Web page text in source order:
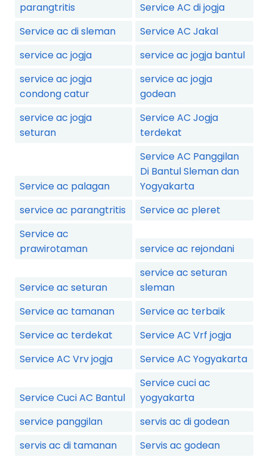
parangtritis
Service AC di jogja
Service ac di sleman
Service AC Jakal
service ac jogja
service ac jogja bantul
service ac jogja
condong catur
service ac jogja
godean
service ac jogja
seturan
Service AC Jogja
terdekat
Service ac palagan
Service AC Panggilan
Di Bantul Sleman dan
Yogyakarta
service ac parangtritis
Service ac pleret
Service ac
prawirotaman
service ac rejondani
Service ac seturan
service ac seturan
sleman
Service ac tamanan
Service ac terbaik
Service ac terdekat
Service AC Vrf jogja
Service AC Vrv jogja
Service AC Yogyakarta
Service Cuci AC Bantul
Service cuci ac
yogyakarta
service panggilan
servis ac di godean
servis ac di tamanan
Servis ac godean